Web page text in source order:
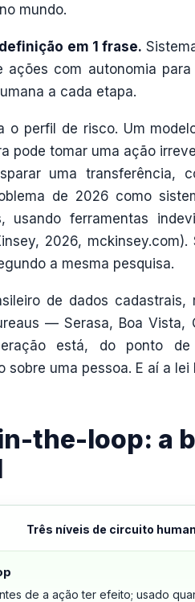
mundo.
em 1 frase.
ações com autonomia
a cada etapa.
o perfil de risco. Um
pode tomar uma ação
uma transferência,
de 2026 como
usando ferramentas
2026,
a mesma pesquisa.
de dados
— Serasa, Boa
está, do ponto
uma pessoa. E aí a
the-loop: a
Três níveis de circuito
de a ação ter efeito; usado